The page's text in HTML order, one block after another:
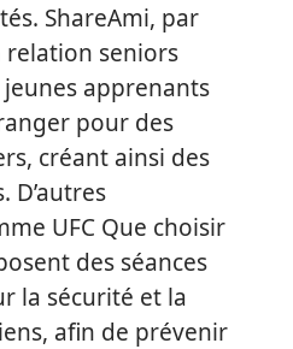
ShareAmi, par
relation seniors
apprenants
pour des
créant ainsi des
D’autres
UFC Que choisir
des séances
la sécurité et la
afin de prévenir